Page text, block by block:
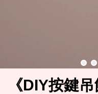
《DIY按鍵